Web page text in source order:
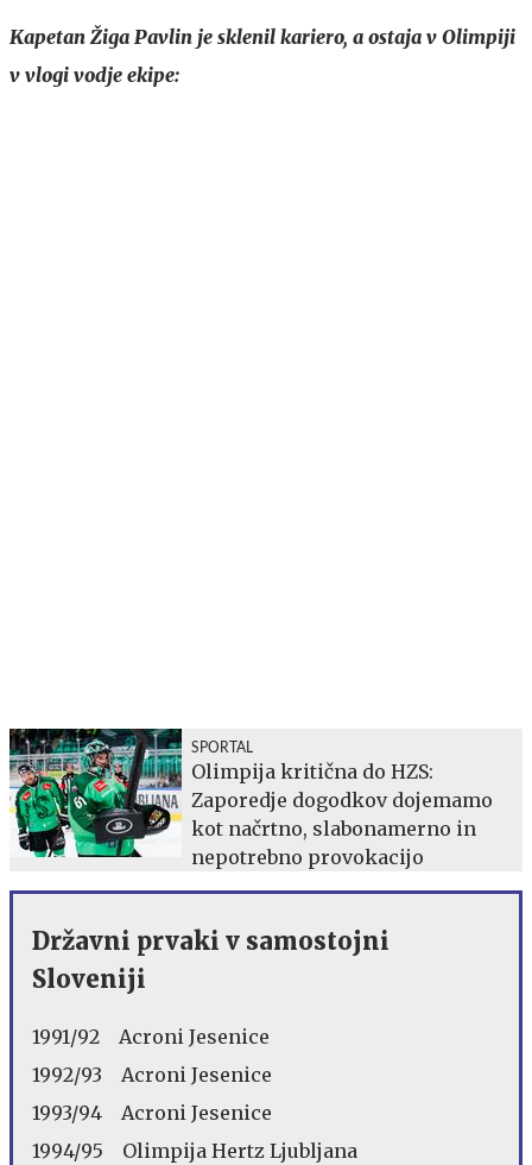
Kapetan Žiga Pavlin je sklenil kariero, a ostaja v Olimpiji
v vlogi vodje ekipe:
SPORTAL
Olimpija kritična do HZS:
Zaporedje dogodkov dojemamo
kot načrtno, slabonamerno in
nepotrebno provokacijo
Državni prvaki v samostojni
Sloveniji
1991/92 Acroni Jesenice
1992/93 Acroni Jesenice
1993/94 Acroni Jesenice
1994/95 Olimpija Hertz Ljubljana